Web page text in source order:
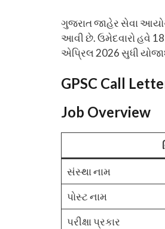
ગુજરાત જાહેર સેવા આયોગ
આવી છે. ઉમેદવારો હવે
એપ્રિલ 2026 સુધી
GPSC Call
Job Overview
સંસ્થા નામ
પોસ્ટ નામ
પરીક્ષા પ્રકાર